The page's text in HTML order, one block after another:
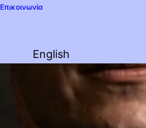
Επικοινωνία
English